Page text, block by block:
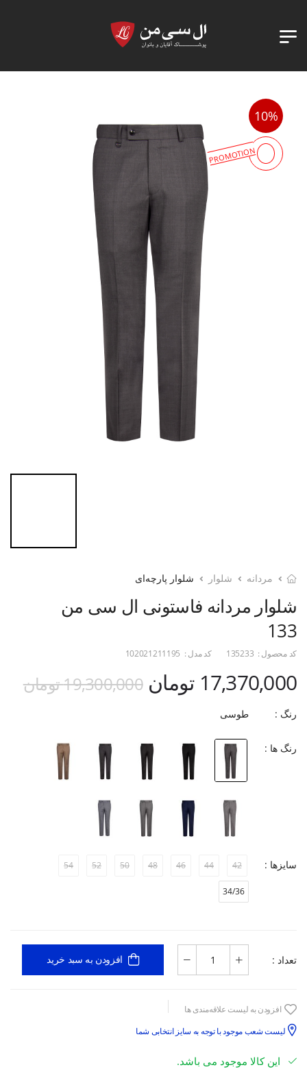
10%
PROMOTION
مردانه شلوار شلوار پارچه‌ای
شلوار مردانه فاستونی ال سی من
133
کد محصول : 135233 کد مدل : 102021211195
17,370,000 تومان 19,300,000 تومان
رنگ : طوسی
رنگ ها :
سایزها : 42
44
46
48
50
52
54
34/36
تعداد : افزودن به سبد خرید
افزودن به لیست علاقه‌مندی ها
لیست شعب موجود با توجه به سایز انتخابی شما
این کالا موجود می باشد.